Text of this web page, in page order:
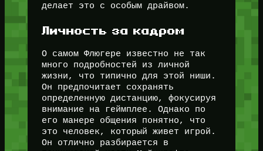
делает это с особым драйвом.
Личность за кадром
О самом Флюгере известно не так
много подробностей из личной
жизни, что типично для этой ниши.
Он предпочитает сохранять
определенную дистанцию, фокусируя
внимание на геймплее. Однако по
его манере общения понятно, что
это человек, который живет игрой.
Он отлично разбирается в